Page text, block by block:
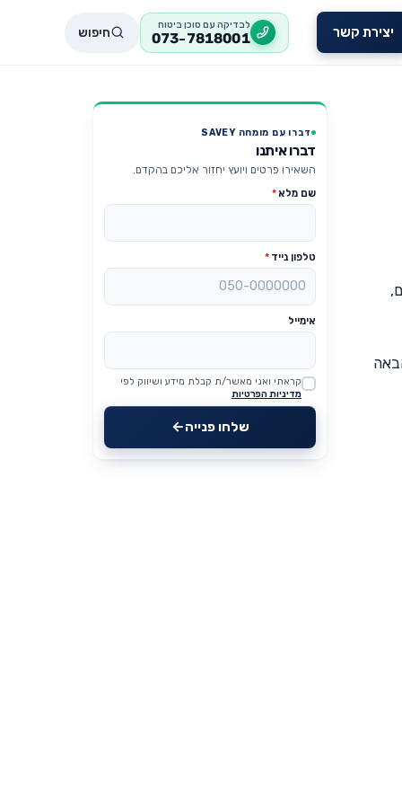
יצירת קשר לבדיקה עם סוכן ביטוח
073-7818001 חיפוש
דברו עם מומחה SAVEY
דברו איתנו
השאירו פרטים ויועץ יחזור אליכם בהקדם.
שם מלא*
טלפון נייד *
אימייל
Website
קראתי ואני מאשר/ת קבלת מידע ושיווק לפי
מדיניות הפרטיות
שלחו פנייה